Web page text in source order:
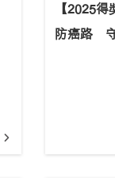
【2025
防癌路 守